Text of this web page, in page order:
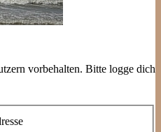
vorbehalten. Bitte logge dich